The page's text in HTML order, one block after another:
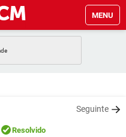
MENU
GMAIL
WHATSAPP
Seguinte
Resolvido